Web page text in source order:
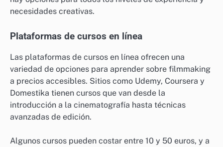
necesidades creativas.
Plataformas de cursos en línea
Las plataformas de cursos en línea ofrecen una
variedad de opciones para aprender sobre filmmaking
a precios accesibles. Sitios como Udemy, Coursera y
Domestika tienen cursos que van desde la
introducción a la cinematografía hasta técnicas
avanzadas de edición.
Algunos cursos pueden costar entre 10 y 50 euros, y a